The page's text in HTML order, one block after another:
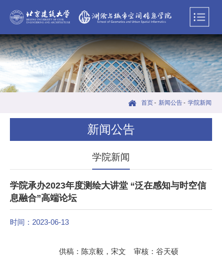
首页- 新闻公告- 学院新闻
新闻公告
学院新闻
学院承办2023年度测绘大讲堂 “泛在感知与时空信
息融合”高端论坛
时间：2023-06-13
供稿：陈京毅，宋文 审核：谷天硕